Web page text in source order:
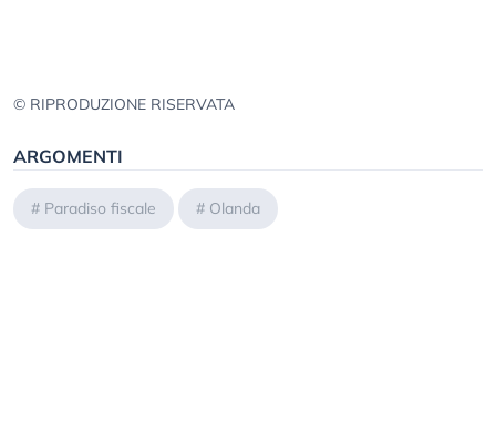
© RIPRODUZIONE RISERVATA
ARGOMENTI
# Paradiso fiscale # Olanda